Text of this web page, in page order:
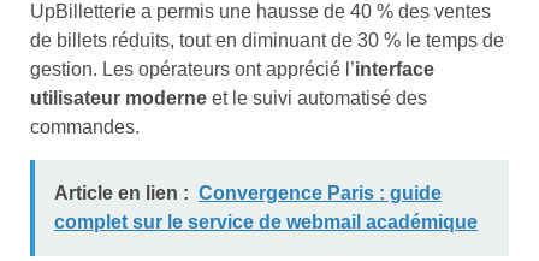
UpBilletterie a permis une hausse de 40 % des ventes
de billets réduits, tout en diminuant de 30 % le temps de
gestion. Les opérateurs ont apprécié l’interface
utilisateur moderne et le suivi automatisé des
commandes.
Article en lien : Convergence Paris : guide
complet sur le service de webmail académique